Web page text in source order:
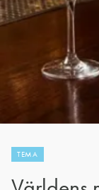
TEMA